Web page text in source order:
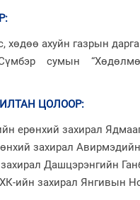
:
хөдөө ахуйн газрын
Сүмбэр сумын
ЦОЛООР:
ерөнхий захирал
захирал
Дашцэрэнгийн
ийн захирал Янгивын